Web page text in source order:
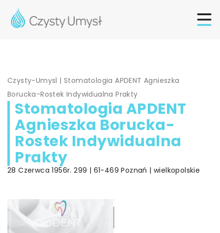
Czysty-Umysl |Stomatologia APDENT Agnieszka
Borucka-Rostek Indywidualna Prakty
Stomatologia APDENT
Agnieszka Borucka-
Rostek Indywidualna
Prakty
28 Czerwca 1956r. 299 | 61-469 Poznań | wielkopolskie